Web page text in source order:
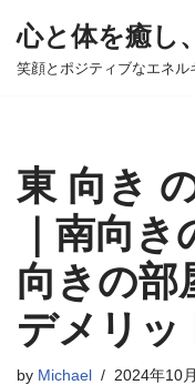
コ
ツ
へ
ッ
プ
心と体を癒し
笑顔とポジティブなエネ
東 向き
｜南向
向きの部
デメリッ
by Michael 2024年10